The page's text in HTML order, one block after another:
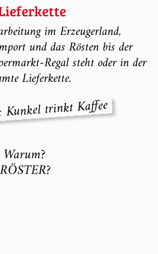
im Erzeugerland,
und das Rösten bis der
Regal steht oder in der
Lieferkette.